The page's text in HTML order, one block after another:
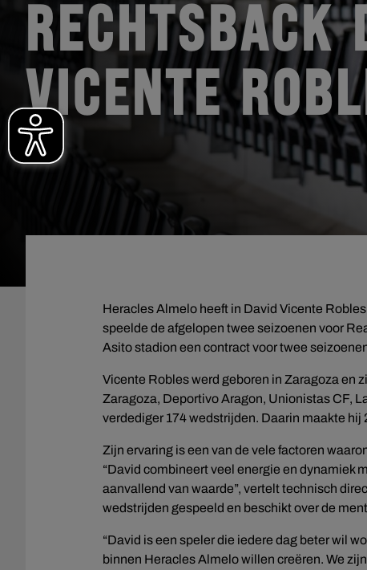
RECHTSBACK
VICENTE
Heracles Almelo heeft in David Vicente
speelde de afgelopen twee seizoenen voor
Asito stadion een contract voor twee
Vicente Robles werd geboren in Zaragoza en
Zaragoza, Deportivo Aragon, Unionistas CF,
verdediger 174 wedstrijden. Daarin maakte hij
Zijn ervaring is een van de vele factoren
“David combineert veel energie en dynamiek
aanvallend van waarde”, vertelt technisch
wedstrijden gespeeld en beschikt over de
“David is een speler die iedere dag beter wil
binnen Heracles Almelo willen creëren. We